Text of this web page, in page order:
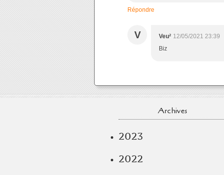
Répondre
V Veu² 12/05/2021 23:39
Biz
Archives
2023
2022